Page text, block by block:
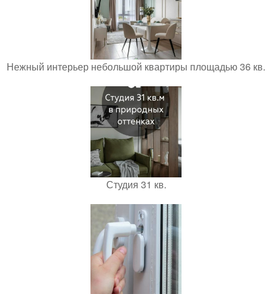
Нежный интерьер небольшой квартиры площадью 36 кв.
Студия 31 кв.